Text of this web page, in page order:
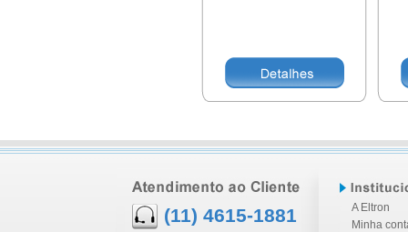
(11) 4615-1881
A Eltron
Minha